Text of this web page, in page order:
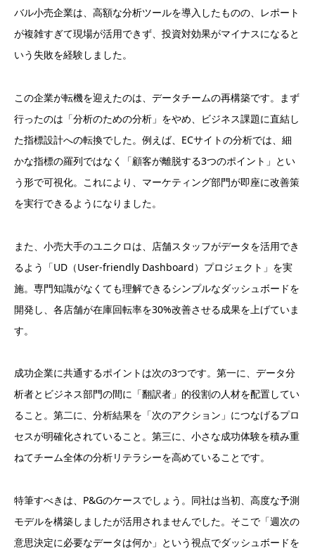
バル小売企業は、高額な分析ツールを導入したものの、レポート
が複雑すぎて現場が活用できず、投資対効果がマイナスになると
いう失敗を経験しました。
この企業が転機を迎えたのは、データチームの再構築です。まず
行ったのは「分析のための分析」をやめ、ビジネス課題に直結し
た指標設計への転換でした。例えば、ECサイトの分析では、細
かな指標の羅列ではなく「顧客が離脱する3つのポイント」とい
う形で可視化。これにより、マーケティング部門が即座に改善策
を実行できるようになりました。
また、小売大手のユニクロは、店舗スタッフがデータを活用でき
るよう「UD（User-friendly Dashboard）プロジェクト」を実
施。専門知識がなくても理解できるシンプルなダッシュボードを
開発し、各店舗が在庫回転率を30%改善させる成果を上げていま
す。
成功企業に共通するポイントは次の3つです。第一に、データ分
析者とビジネス部門の間に「翻訳者」的役割の人材を配置してい
ること。第二に、分析結果を「次のアクション」につなげるプロ
セスが明確化されていること。第三に、小さな成功体験を積み重
ねてチーム全体の分析リテラシーを高めていることです。
特筆すべきは、P&Gのケースでしょう。同社は当初、高度な予測
モデルを構築しましたが活用されませんでした。そこで「週次の
意思決定に必要なデータは何か」という視点でダッシュボードを